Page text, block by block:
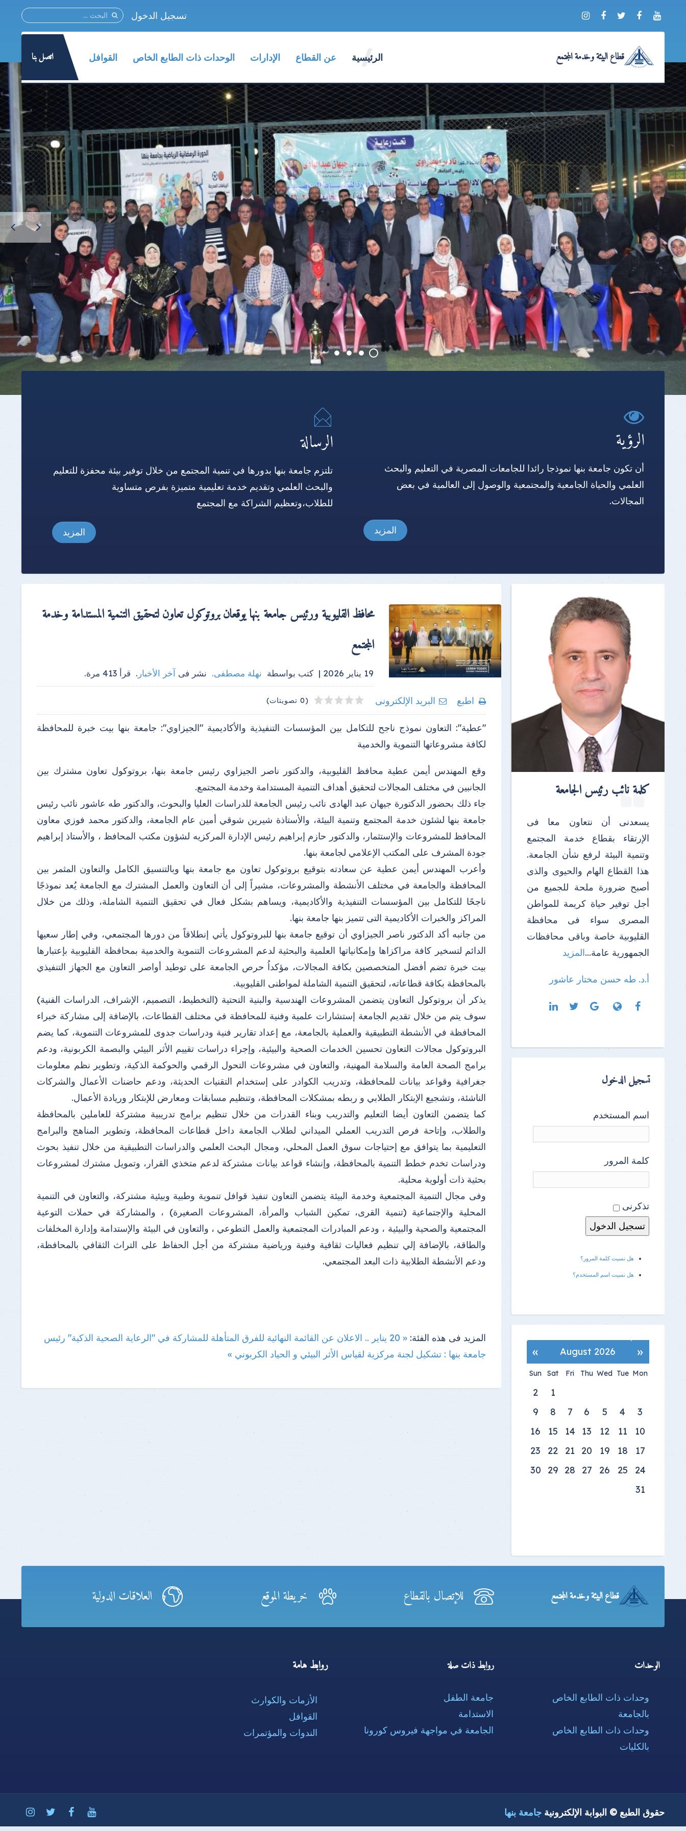
تسجيل الدخول
قطاع البيئة وخدمة المجتمع الرئيسية عن القطاع الإدارات الوحدات ذات الطابع الخاص القوافل اتصل بنا
الرؤية
أن تكون جامعة بنها نموذجا رائدا للجامعات المصرية في التعليم والبحث
العلمي والحياة الجامعية والمجتمعية والوصول إلى العالمية في بعض
المجالات.
المزيد
الرسالة
تلتزم جامعة بنها بدورها في تنمية المجتمع من خلال توفير بيئة محفزة للتعليم
والبحث العلمي وتقديم خدمة تعليمية متميزة بفرص متساوية
للطلاب،وتعظيم الشراكة مع المجتمع
المزيد
محافظ القليوبية ورئيس جامعة بنها يوقعان بروتوكول تعاون لتحقيق التنمية المستدامة وخدمة
المجتمع
19 يناير 2026 | كتب بواسطة نهلة مصطفى. نشر فى آخر الأخبار . قرأ 413 مرة.
اطبع البريد الإلكترونى 1
2
3
4
5 (0 تصويتات)
"عطية": التعاون نموذج ناجح للتكامل بين المؤسسات التنفيذية والأكاديمية "الجيزاوي": جامعة بنها بيت خبرة للمحافظة
لكافة مشروعاتها التنموية والخدمية
وقع المهندس أيمن عطية محافظ القليوبية، والدكتور ناصر الجيزاوي رئيس جامعة بنها، بروتوكول تعاون مشترك بين
الجانبين في مختلف المجالات لتحقيق أهداف التنمية المستدامة وخدمة المجتمع.
جاء ذلك بحضور الدكتورة جيهان عبد الهادى نائب رئيس الجامعة للدراسات العليا والبحوث، والدكتور طه عاشور نائب رئيس
جامعة بنها لشئون خدمة المجتمع وتنمية البيئة، والأستاذة شيرين شوقي أمين عام الجامعة، والدكتور محمد فوزي معاون
المحافظ للمشروعات والإستثمار، والدكتور حازم إبراهيم رئيس الإدارة المركزيه لشؤون مكتب المحافظ ، والأستاذ إبراهيم
جودة المشرف على المكتب الإعلامي لجامعة بنها.
وأعرب المهندس أيمن عطية عن سعادته بتوقيع بروتوكول تعاون مع جامعة بنها وبالتنسيق الكامل والتعاون المثمر بين
المحافظة والجامعة في مختلف الأنشطة والمشروعات، مشيراً إلى أن التعاون والعمل المشترك مع الجامعة يُعد نموذجًا
ناجحًا للتكامل بين المؤسسات التنفيذية والأكاديمية، ويساهم بشكل فعال في تحقيق التنمية الشاملة، وذلك من خلال
المراكز والخبرات الأكاديمية التى تتميز بنها جامعة بنها.
من جانبه أكد الدكتور ناصر الجيزاوي أن توقيع جامعة بنها للبروتوكول يأتي إنطلاقاً من دورها المجتمعي، وفي إطار سعيها
الدائم لتسخير كافة مراكزاها وإمكانياتها العلمية والبحثية لدعم المشروعات التنموية والخدمية بمحافظة القليوبية بإعتبارها
بيت خبرة تضم أفضل المتخصصين بكافة المجالات، مؤكداُ حرص الجامعة على توطيد أواصر التعاون مع الجهاز التنفيذي
بالمحافظة بكافة قطاعاته، لتحقيق التنمية الشاملة لمواطنى القليوبية.
يذكر أن بروتوكول التعاون يتضمن المشروعات الهندسية والبنية التحتية (التخطيط، التصميم، الإشراف، الدراسات الفنية)
سوف يتم من خلال تقديم الجامعة إستشارات علمية وفنية للمحافظة في مختلف القطاعات، بالإضافة إلى مشاركة خبراء
المحافظة في الأنشطة التطبيقية والعملية بالجامعة، مع إعداد تقارير فنية ودراسات جدوى للمشروعات التنموية، كما يضم
البروتوكول مجالات التعاون تحسين الخدمات الصحية والبيئية، وإجراء دراسات تقييم الأثر البيئي والبصمة الكربونية، ودعم
برامج الصحة العامة والسلامة المهنية، والتعاون في مشروعات التحول الرقمي والحوكمة الذكية، وتطوير نظم معلومات
جغرافية وقواعد بيانات للمحافظة، وتدريب الكوادر على إستخدام التقنيات الحديثة، ودعم حاضنات الأعمال والشركات
الناشئة، وتشجيع الإبتكار الطلابي و ربطه بمشكلات المحافظة، وتنظيم مسابقات ومعارض للإبتكار وريادة الأعمال.
كما يتضمن التعاون أيضا التعليم والتدريب وبناء القدرات من خلال تنظيم برامج تدريبية مشتركة للعاملين بالمحافظة
والطلاب، وإتاحة فرص التدريب العملي الميداني لطلاب الجامعة داخل قطاعات المحافظة، وتطوير المناهج والبرامج
التعليمية بما يتوافق مع إحتياجات سوق العمل المحلي، ومجال البحث العلمي والدراسات التطبيقية من خلال تنفيذ بحوث
ودراسات تخدم خطط التنمية بالمحافظة، وإنشاء قواعد بيانات مشتركة لدعم متخذي القرار، وتمويل مشترك لمشروعات
بحثية ذات أولوية محلية.
وفى مجال التنمية المجتمعية وخدمة البيئة يتضمن التعاون تنفيذ قوافل تنموية وطبية وبيئية مشتركة، والتعاون في التنمية
المحلية والإجتماعية (تنمية القرى، تمكين الشباب والمرأة، المشروعات الصغيرة) ، والمشاركة في حملات التوعية
المجتمعية والصحية والبيئية ، ودعم المبادرات المجتمعية والعمل التطوعي ، والتعاون في البيئة والإستدامة وإدارة المخلفات
والطاقة، بالإضافة إلي تنظيم فعاليات ثقافية وفنية ورياضية مشتركة من أجل الحفاظ على التراث الثقافي بالمحافظة،
ودعم الأنشطة الطلابية ذات البعد المجتمعي.
المزيد فى هذه الفئة: « 20 يناير .. الاعلان عن القائمة النهائية للفرق المتأهلة للمشاركة في "الرعاية الصحية الذكية"
رئيس
جامعة بنها : تشكيل لجنة مركزية لقياس الأثر البيئي و الحياد الكربوني »
كلمة نائب رئيس الجامعة
يسعدنى أن نتعاون معا فى
الإرتقاء بقطاع خدمة المجتمع
وتنمية البيئة لرفع شأن الجامعة.
هذا القطاع الهام والحيوى والذى
أصبح ضرورة ملحة للجميع من
أجل توفير حياة كريمة للمواطن
المصرى سواء فى محافظة
القليوبية خاصة وباقى محافظات
الجمهورية عامة...المزيد
أ.د. طه حسن مختار عاشور
تسجيل الدخول
اسم المستخدم
كلمة المرور
تذكرنى
هل نسيت كلمة المرور؟
هل نسيت اسم المستخدم؟
«
August 2026
»
Mon
Tue
Wed
Thu
Fri
Sat
Sun
1
2
3
4
5
6
7
8
9
10
11
12
13
14
15
16
17
18
19
20
21
22
23
24
25
26
27
28
29
30
31
قطاع البيئة وخدمة المجتمع للإتصال بالقطاع خريطة الموقع العلاقات الدولية
الوحدات
وحدات ذات الطابع الخاص
بالجامعة
وحدات ذات الطابع الخاص
بالكليات
روابط ذات صلة
جامعة الطفل
الاستدامة
الجامعة في مواجهة فيروس كورونا
روابط هامة
الأزمات والكوارث
القوافل
الندوات والمؤتمرات
حقوق الطبع © البوابة الإلكترونية جامعة بنها